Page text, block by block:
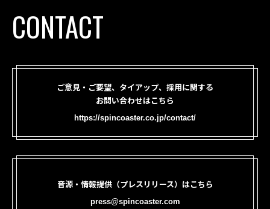
CONTACT
ご意見・ご要望、タイアップ、採用に関する
お問い合わせはこちら
https://spincoaster.co.jp/contact/
音源・情報提供（プレスリリース）はこちら
press@spincoaster.com